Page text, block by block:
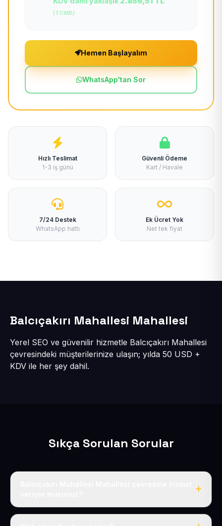
(TCMB)
Hemen Başlayalım
WhatsApp'tan Sor
Hızlı Teslimat
1-3 iş günü
Güvenli Ödeme
Kart / Havale
7/24 Destek
WhatsApp hattı
Ek Ücret Yok
Net tek fiyat
Balcıçakırı Mahallesi Mahallesi
Yerel SEO ve güvenilir hizmetle Balcıçakırı Mahallesi
çevresindeki müşterilerinize ulaşın; yılda 50 USD +
KDV ile her şey dahil.
Sıkça Sorulan Sorular
Evet, Balcıçakırı Mahallesi dahil tüm Yahyalı ve Yahyalı